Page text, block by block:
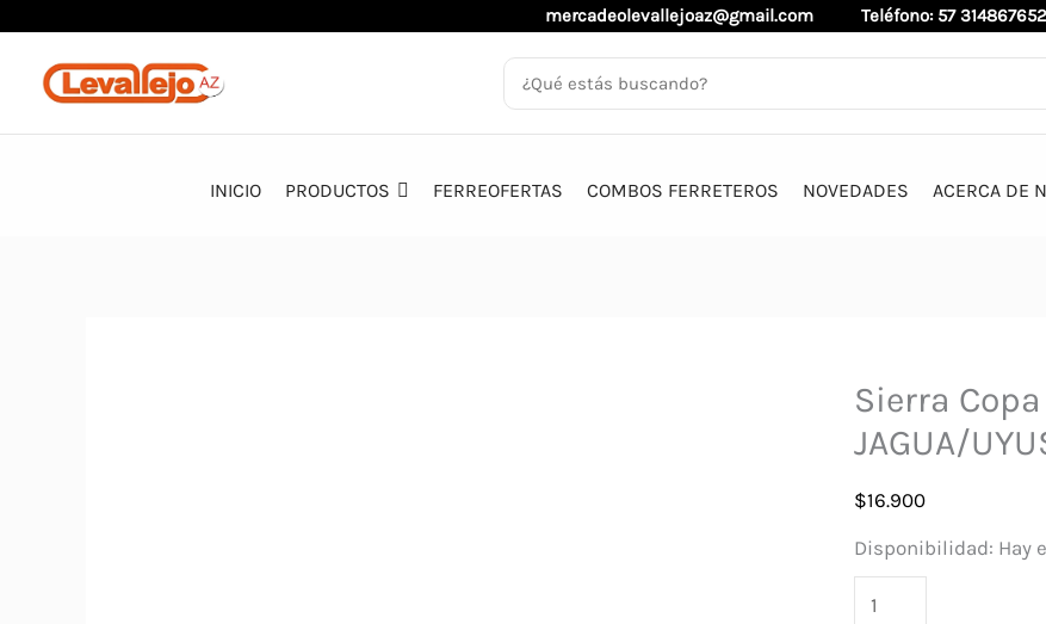
contenido
mercadeolevallejoaz@gmail.com Teléfono: 57
INICIO PRODUCTOS FERREOFERTAS COMBOS FERRETEROS NOVEDADES ACERCA DE
Sierra
JAGUA/
$16.900
Disponibilidad: Hay
Sierra